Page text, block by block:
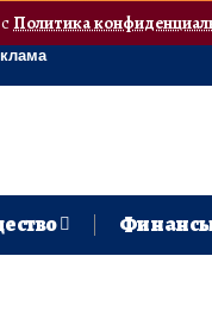
Политика